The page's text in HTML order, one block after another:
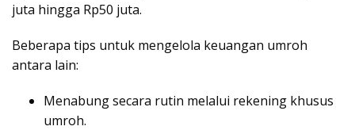
juta hingga Rp50 juta.
Beberapa tips untuk mengelola keuangan umroh
antara lain:
Menabung secara rutin melalui rekening khusus
umroh.